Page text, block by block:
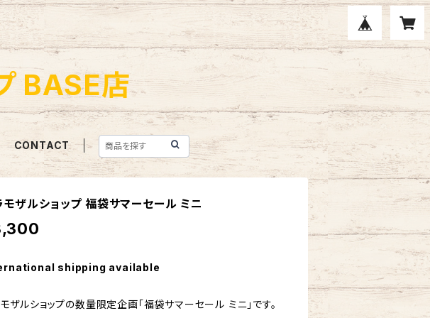
BASE店
CONTACT
モザルショップ 福袋サマーセール ミニ
shipping available
ザルショップの数量限定企画「福袋サマーセール ミニ」です。